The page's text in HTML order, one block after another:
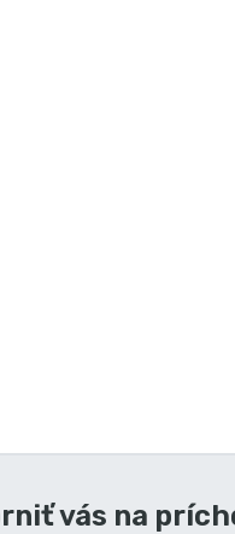
vás na